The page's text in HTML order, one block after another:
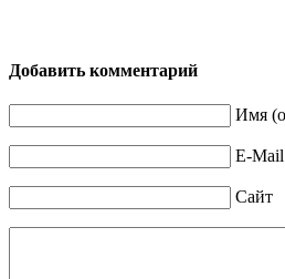
Добавить комментарий
Имя
E-Mail
Сайт